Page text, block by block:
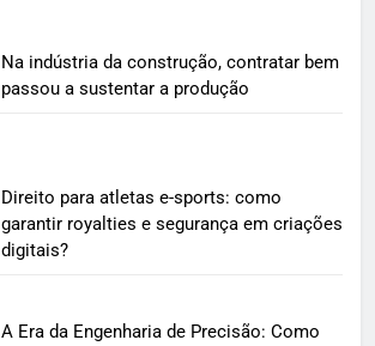
Na indústria da construção, contratar bem
passou a sustentar a produção
Direito para atletas e-sports: como
garantir royalties e segurança em criações
digitais?
A Era da Engenharia de Precisão: Como